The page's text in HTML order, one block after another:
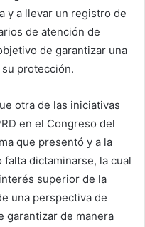
y a llevar un registro de
de atención de
de garantizar una
protección.
otra de las iniciativas
en el Congreso del
que presentó y a la
dictaminarse, la cual
superior de la
una perspectiva de
garantizar de manera